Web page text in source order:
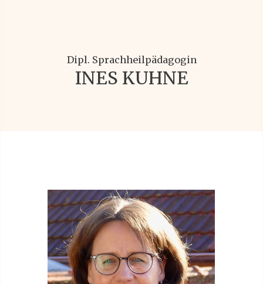
Dipl. Sprachheilpädagogin
INES KUHNE